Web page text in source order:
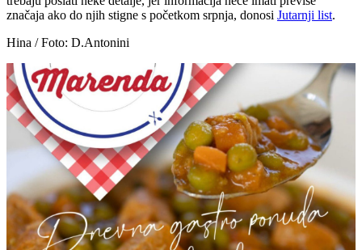
značaja ako do njih stigne s početkom srpnja, donosi Jutarnji list.
Hina / Foto: D.Antonini